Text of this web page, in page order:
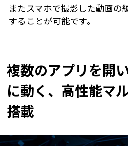
またスマホで撮影した動画の
することが可能です。
複数のアプリを開
に動く、高性能マ
搭載